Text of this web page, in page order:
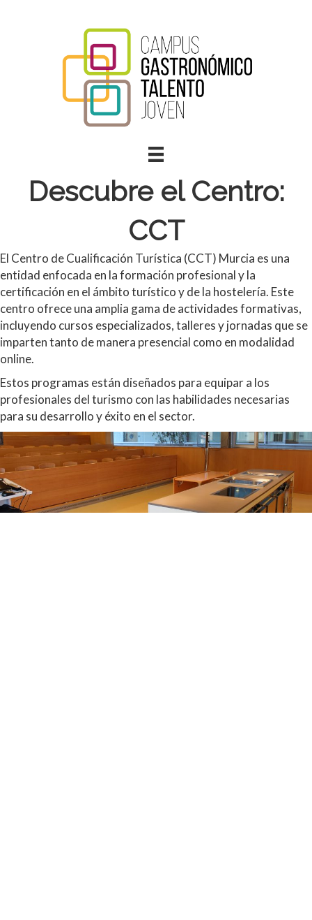
Descubre el Centro:
CCT
El Centro de Cualificación Turística (CCT) Murcia es una
entidad enfocada en la formación profesional y la
certificación en el ámbito turístico y de la hostelería. Este
centro ofrece una amplia gama de actividades formativas,
incluyendo cursos especializados, talleres y jornadas que se
imparten tanto de manera presencial como en modalidad
online.
Estos programas están diseñados para equipar a los
profesionales del turismo con las habilidades necesarias
para su desarrollo y éxito en el sector.